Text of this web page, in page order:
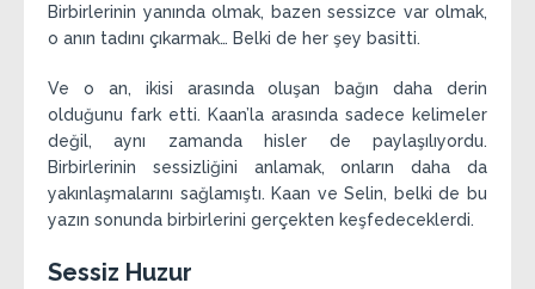
Birbirlerinin yanında olmak, bazen sessizce var olmak,
o anın tadını çıkarmak… Belki de her şey basitti.
Ve o an, ikisi arasında oluşan bağın daha derin
olduğunu fark etti. Kaan’la arasında sadece kelimeler
değil, aynı zamanda hisler de paylaşılıyordu.
Birbirlerinin sessizliğini anlamak, onların daha da
yakınlaşmalarını sağlamıştı. Kaan ve Selin, belki de bu
yazın sonunda birbirlerini gerçekten keşfedeceklerdi.
Sessiz Huzur